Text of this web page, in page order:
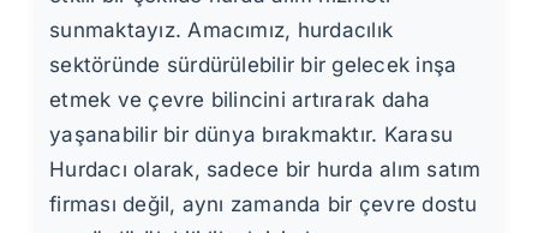
sunmaktayız. Amacımız, hurdacılık
sektöründe sürdürülebilir bir gelecek inşa
etmek ve çevre bilincini artırarak daha
yaşanabilir bir dünya bırakmaktır. Karasu
Hurdacı olarak, sadece bir hurda alım satım
firması değil, aynı zamanda bir çevre dostu